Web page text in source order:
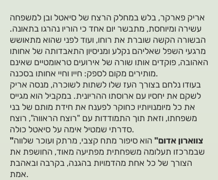
אריק פארקר, בלש במחלק הרצח של סיאטל ובן למשפחה
עשירה ומיוחסת, מתבשר יום אחד כי הוריו נהרגו בתאונה.
הבשורה הקשה שוברת את רוחו, ועוד לפני שהוא מתאושש
מרגעי השפל שאליהם נקלע ומניסיון התאבדותה של אחותו
האהובה, פוקדים אותו שורה של אירועים טראומטיים שאינם
מותירים מקום לספק: חייו וחיי אחותו בסכנה.
בעודו נלחם בצורך העז שלו לשתות לשוכרה, מנסה אריק
לשקם את יחסיו עם ארוסתו ההריונית. במקביל הוא מגייס
את כל מיומנויותיו כחוקר לפענח את חידת מותם של בני
משפחתו, וזאת תוך התמודדות עם "רוצח הראווה", רוצח
סדרתי שמטיל אימה על סיאטל כולה.
"צווארון אדום" הוא סיפור מתח קצבי, מרתק ועוכר שלווה
שבמרכזו תעלומה משפחתית מפתיעה מאוד, החושפת את
הצורך של כל אחת מהדמויות בהגנה, בקרבה ובאהבת
אמת.